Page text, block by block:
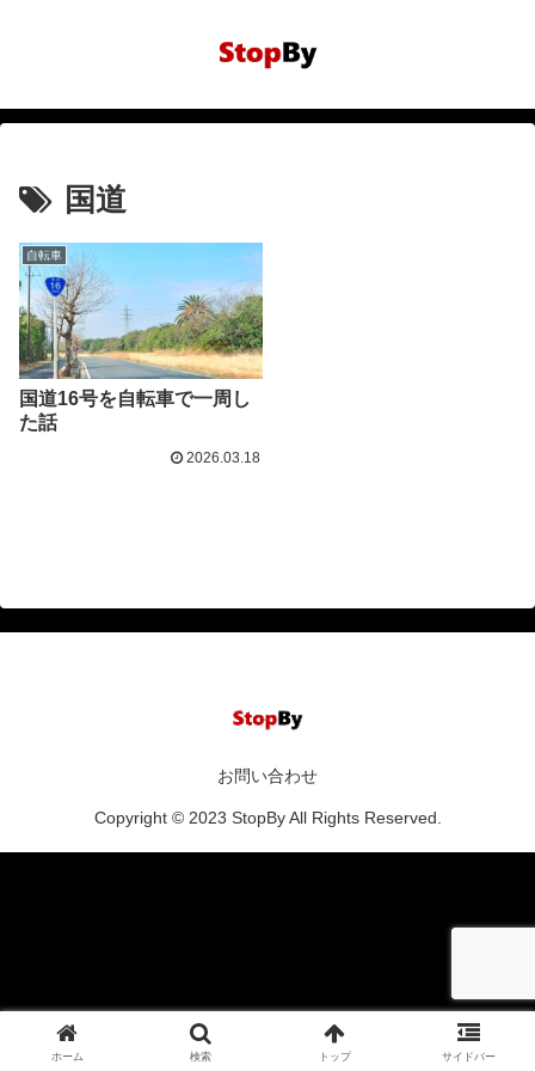
国道
自転車
国道16号を自転車で一周し
た話
2026.03.18
お問い合わせ
Copyright © 2023 StopBy All Rights Reserved.
ホーム 検索 トップ サイドバー